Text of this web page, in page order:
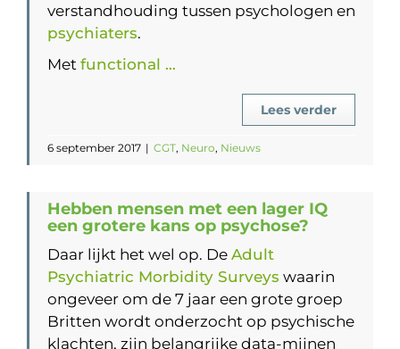
verstandhouding tussen psychologen en
psychiaters.
Met functional …
Lees verder
6 september 2017 | CGT, Neuro, Nieuws
Hebben mensen met een lager IQ
een grotere kans op psychose?
Daar lijkt het wel op. De Adult
Psychiatric Morbidity Surveys waarin
ongeveer om de 7 jaar een grote groep
Britten wordt onderzocht op psychische
klachten, zijn belangrijke data-mijnen